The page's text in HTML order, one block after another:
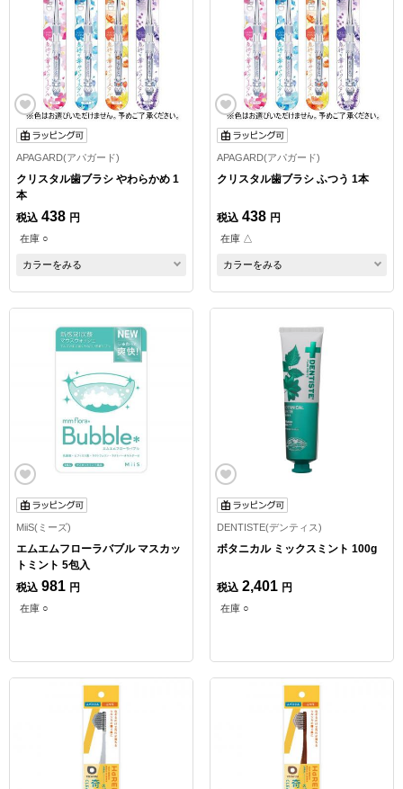
APAGARD(アパガード)
クリスタル歯ブラシ やわらかめ 1
本
税込 438 円
在庫 ○
カラーをみる
APAGARD(アパガード)
クリスタル歯ブラシ ふつう 1本
税込 438 円
在庫 △
カラーをみる
MiiS(ミーズ)
エムエムフローラバブル マスカッ
トミント 5包入
税込 981 円
在庫 ○
DENTISTE(デンティス)
ボタニカル ミックスミント 100g
税込 2,401 円
在庫 ○